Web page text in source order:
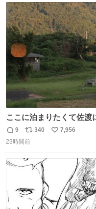
ト
数
数
ここに泊まりたくて佐渡
返
信
9
リ
ポ
ト
340
い
7,956
23時間前